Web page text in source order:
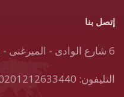
إتصل بنا
6 شارع الوادى - الميرغنى - مصر الجديدة
التليفون: 0201212633440 - 0201212633779